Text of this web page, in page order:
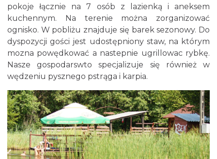
pokoje łącznie na 7 osób z lazienką i aneksem
kuchennym. Na terenie można zorganizować
ognisko. W pobliżu znajduje się barek sezonowy. Do
dyspozycji gości jest udostępniony staw, na którym
mozna powędkować a nastepnie ugrillowac rybkę.
Nasze gospodarswto specjalizuje się również w
wędzeniu pysznego pstrąga i karpia.